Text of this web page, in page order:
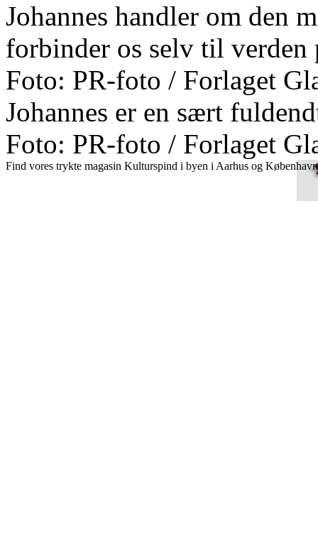
Johannes handler om den
forbinder os selv til verden
Foto: PR-foto / Forlaget
Johannes er en sært
Foto: PR-foto / Forlaget
Find vores trykte magasin Kulturspind i byen i Aarhus og København